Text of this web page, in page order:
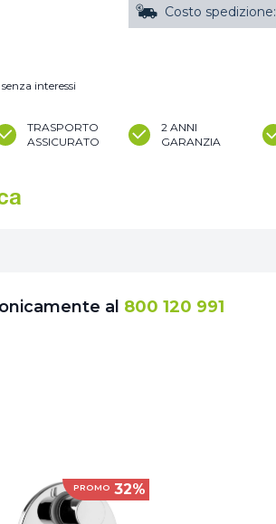
senza interessi
Costo spedizione:
TRASPORTO
ASSICURATO
2 ANNI
GARANZIA
al 800 120 991
PROMO 32%